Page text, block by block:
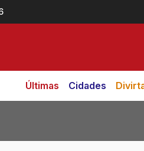
Últimas Cidades